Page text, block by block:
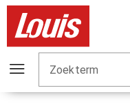
Zoekterm